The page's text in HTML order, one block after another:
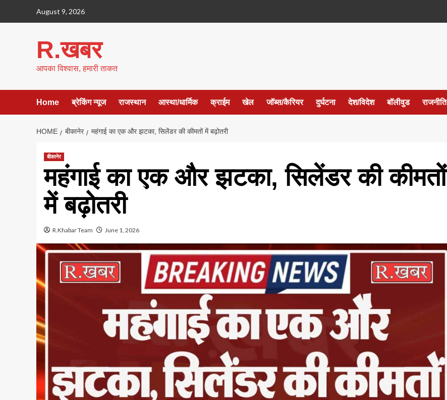
August 9, 2026
R.खबर
आपका विश्वास, हमारी ताकत
Home ब्रेकिंग न्यूज राजस्थान आस्था/धार्मिक क्राईम खेल जॉब्स/कैरियर दुर्घटना देश/विदेश बॉलीवुड राजनीति
HOME बीकानेर महंगाई का एक और झटका, सिलेंडर की कीमतों में बढ़ोतरी
बीकानेर
महंगाई का एक और झटका, सिलेंडर की कीमतों
में बढ़ोतरी
R.Khabar Team June 1, 2026